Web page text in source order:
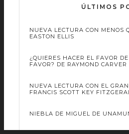
ÚLTIMOS
NUEVA LECTURA CON MENOS
EASTON ELLIS
¿QUIERES HACER EL FAVOR
FAVOR? DE RAYMOND CARVER
NUEVA LECTURA CON EL
FRANCIS SCOTT KEY
NIEBLA DE MIGUEL DE